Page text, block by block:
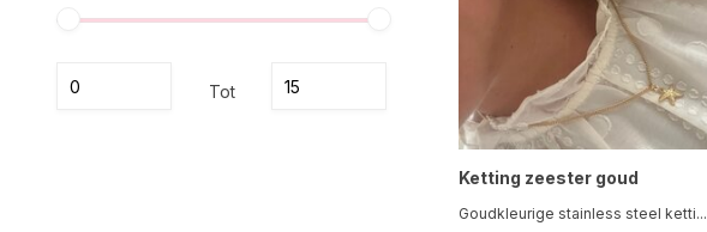
Tot
Ketting zeester goud
Goudkleurige stainless steel ketti...